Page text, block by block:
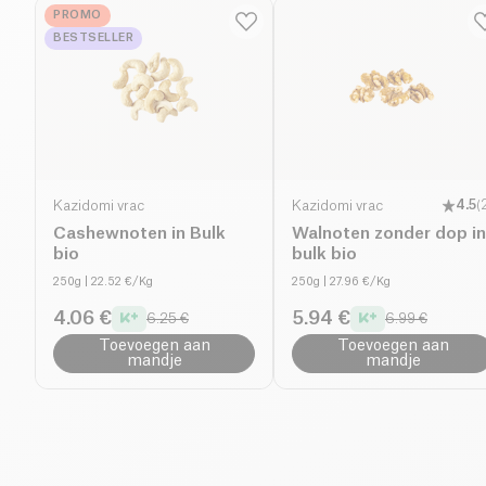
PROMO
BESTSELLER
Kazidomi vrac
Cashewnoten in Bulk
bio
250g | 22.52 €/Kg
4.06 € 6.25 €
Toevoegen aan
mandje
Kazidomi vrac 4.5(
Walnoten zonder dop in
bulk bio
250g | 27.96 €/Kg
5.94 € 6.99 €
Toevoegen aan
mandje